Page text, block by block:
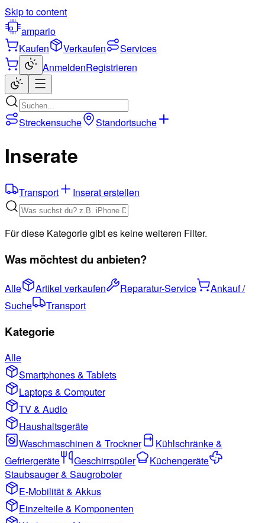
Skip to content
ampario
Kaufen
Verkaufen
Services
AnmeldenRegistrieren
Streckensuche Standortsuche
Inserate
Transport Inserat erstellen
Für diese Kategorie gibt es keine weiteren Filter.
Was möchtest du anbieten?
Alle Artikel verkaufen Reparatur-Service
Ankauf /
Suche
Transport
Kategorie
Alle
Smartphones & Tablets
Laptops & Computer
TV & Audio
Haushaltsgeräte
Waschmaschinen & Trockner
Kühlschränke &
Gefriergeräte
Geschirrspüler
Küchengeräte
Staubsauger & Saugroboter
E-Mobilität & Akkus
Einzelteile & Komponenten